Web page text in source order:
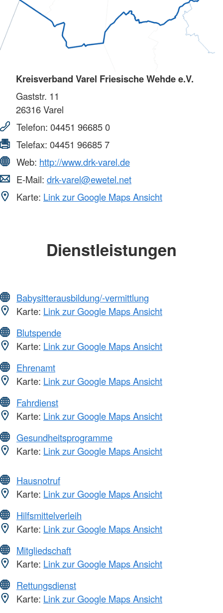
Kreisverband Varel Friesische Wehde e.V.
Gaststr. 11
26316Varel
Telefon: 04451 96685 0
Telefax: 04451 96685 7
Web: http://www.drk-varel.de
E-Mail: drk-varel@ewetel.net
Karte: Link zur Google Maps Ansicht
Dienstleistungen
Babysitterausbildung/-vermittlung
Karte: Link zur Google Maps Ansicht
Blutspende
Karte: Link zur Google Maps Ansicht
Ehrenamt
Karte: Link zur Google Maps Ansicht
Fahrdienst
Karte: Link zur Google Maps Ansicht
Gesundheitsprogramme
Karte: Link zur Google Maps Ansicht
Hausnotruf
Karte: Link zur Google Maps Ansicht
Hilfsmittelverleih
Karte: Link zur Google Maps Ansicht
Mitgliedschaft
Karte: Link zur Google Maps Ansicht
Rettungsdienst
Karte: Link zur Google Maps Ansicht